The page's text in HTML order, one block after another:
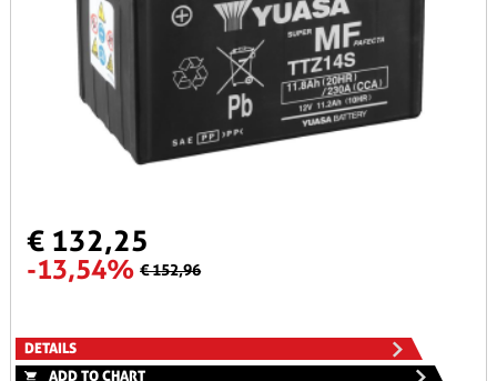
€ 132,25
-13,54% € 152,96
DETAILS
ADD TO CHART